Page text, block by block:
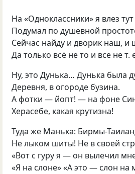
На «Одноклассники» я влез
Подумал по душевной
Сейчас найду и дворик наш, и
Да только всё не то и все нет.
Ну, это Дунька… Дунька была
Деревня, в огороде бузина.
А фотки — йопт! — на фоне
Херасебе, какая крутизна!
Туда же Манька: Бирмы-
Не лыком шиты! Не в своей
«Вот с гуру я — он вылечил
«Я на слоне» «А это — слон на